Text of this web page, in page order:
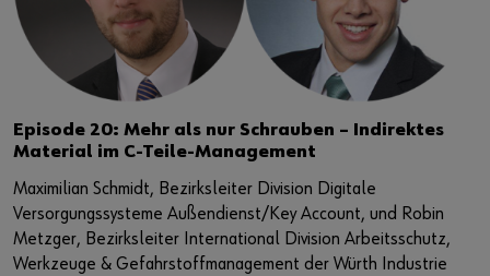
Episode 20: Mehr als nur Schrauben – Indirektes
Material im C-Teile-Management
Maximilian Schmidt, Bezirksleiter Division Digitale
Versorgungssysteme Außendienst/Key Account, und Robin
Metzger, Bezirksleiter International Division Arbeitsschutz,
Werkzeuge & Gefahrstoffmanagement der Würth Industrie